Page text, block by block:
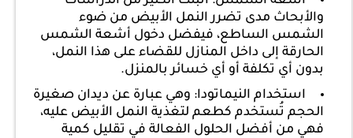
والأبحاث مدى تضرر النمل الأبيض من ضوء
الشمس الساطع، فيفضل دخول أشعة الشمس
الحارقة إلى داخل المنازل للقضاء على هذا النمل،
بدون أي تكلفة أو أي خسائر بالمنزل.
استخدام النيماتودا: وهي عبارة عن ديدان صغيرة
الحجم تُستخدم كطعم لتغذية النمل الأبيض عليه،
فهي من أفضل الحلول الفعالة في تقليل كمية